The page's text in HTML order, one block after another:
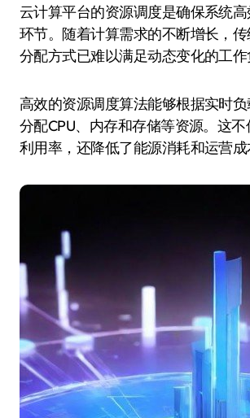
云计算平台的资源调度是确保系统高效运行的关键
环节。随着计算需求的不断增长，
分配方式已难以满足动态变化的工作
高效的资源调度算法能够根据实时
分配CPU、内存和存储等资源。这
利用率，还降低了能源消耗和运营成